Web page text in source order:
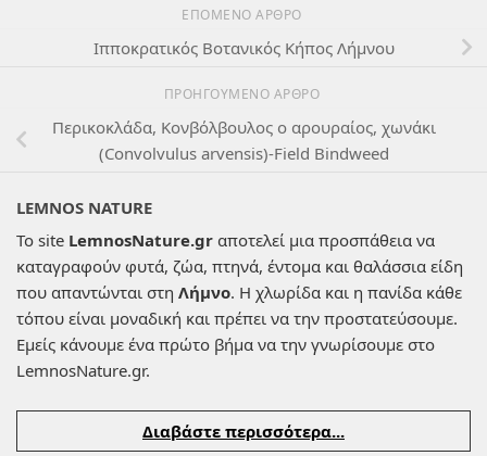
ΕΠΌΜΕΝΟ ΆΡΘΡΟ
Ιπποκρατικός Βοτανικός Κήπος Λήμνου
ΠΡΟΗΓΟΎΜΕΝΟ ΆΡΘΡΟ
Περικοκλάδα, Κονβόλβουλος ο αρουραίος, χωνάκι
(Convolvulus arvensis)-Field Bindweed
LEMNOS NATURE
Το site LemnosNature.gr αποτελεί μια προσπάθεια να
καταγραφούν φυτά, ζώα, πτηνά, έντομα και θαλάσσια είδη
που απαντώνται στη Λήμνο. Η χλωρίδα και η πανίδα κάθε
τόπου είναι μοναδική και πρέπει να την προστατεύσουμε.
Εμείς κάνουμε ένα πρώτο βήμα να την γνωρίσουμε στο
LemnosNature.gr.
Διαβάστε περισσότερα...